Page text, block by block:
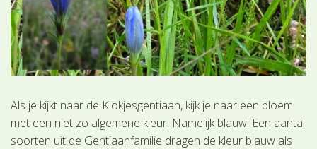
Als je kijkt naar de Klokjesgentiaan, kijk je naar een bloem
met een niet zo algemene kleur. Namelijk blauw! Een aantal
soorten uit de Gentiaanfamilie dragen de kleur blauw als